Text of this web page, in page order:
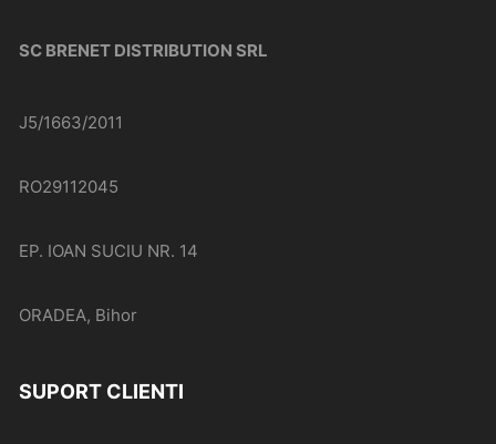
SC BRENET DISTRIBUTION SRL
J5/1663/2011
RO29112045
EP. IOAN SUCIU NR. 14
ORADEA, Bihor
SUPORT CLIENTI